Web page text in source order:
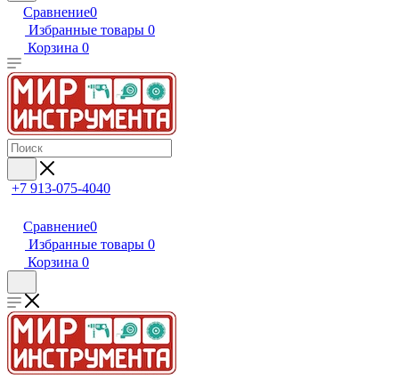
Сравнение0
Избранные товары 0
Корзина 0
+7 913-075-4040
Сравнение0
Избранные товары 0
Корзина 0